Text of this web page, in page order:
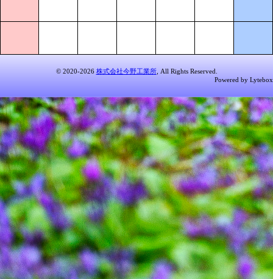
© 2020-2026 株式会社今野工業所, All Rights Reserved.
Powered by Lytebox